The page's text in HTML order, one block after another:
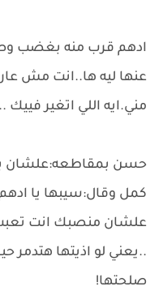
ادهم قرب منه بغضب
عنها ليه ها..انت مش
مني.ايه اللي اتغير فييك
حسن بمقاطعه:علشان
كمل وقال:سيبها يا
علشان منصبك انت تعبت
..يعني لو اذيتها هتدمر
صلحتها!